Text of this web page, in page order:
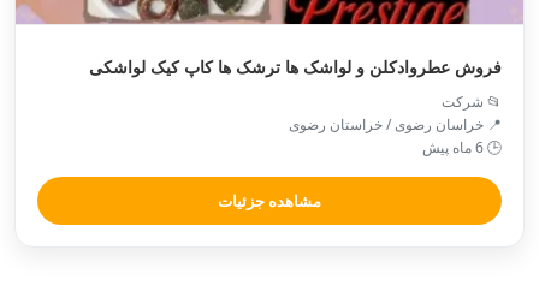
فروش عطروادکلن و لواشک ها ترشک ها کاپ کیک لواشکی
📂 شرکت
📍 خراسان رضوی / خراستان رضوی
🕒 6 ماه پیش
مشاهده جزئیات